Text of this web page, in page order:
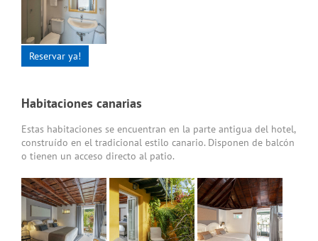
Reservar ya!
Habitaciones canarias
Estas habitaciones se encuentran en la parte antigua del hotel,
construído en el tradicional estilo canario. Disponen de balcón
o tienen un acceso directo al patio.